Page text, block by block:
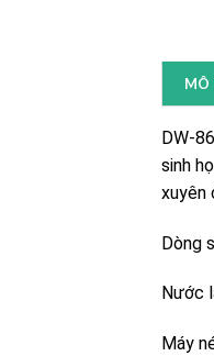
MÔ
DW-
sinh
xuyên
Dòng
Nước
Máy